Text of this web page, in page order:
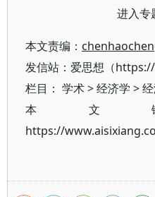
进入专
本文责编：
发信站：爱思想（
栏目： 学术>经济学 >
本文
https://